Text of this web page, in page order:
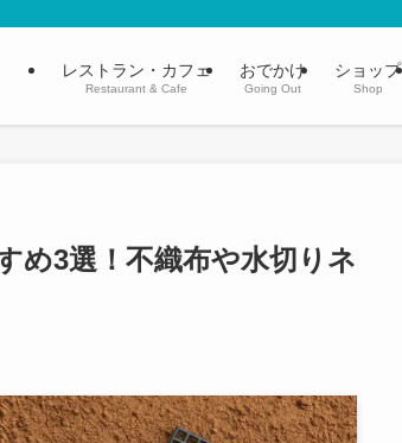
レストラン・カフェ
Restaurant & Cafe
おでかけ
Going Out
ショップ
Shop
め3選！不織布や水切りネ